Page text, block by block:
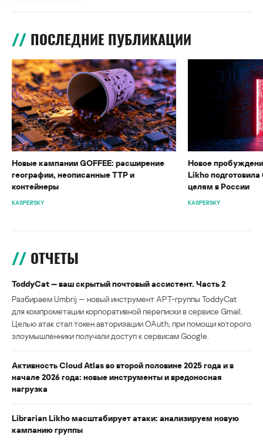
ПОСЛЕДНИЕ ПУБЛИКАЦИИ
Новые кампании GOFFEE: расширение
географии, неописанные TTP и
контейнеры
KASPERSKY
Новое
Likho
целям в России
KASPERSKY
ОТЧЕТЫ
ToddyCat — ваш скрытый почтовый ассистент. Часть 2
Разбираем Umbrij — новый инструмент APT-группы ToddyCat
для компрометации корпоративной переписки в сервисе Gmail.
Целью атак стал токен авторизации OAuth, при помощи которого
злоумышленники получали доступ к сервисам Google.
Активность Cloud Atlas во второй половине 2025 года и в
начале 2026 года: новые инструменты и вредоносная
нагрузка
Librarian Likho масштабирует атаки: анализируем новую
кампанию группы